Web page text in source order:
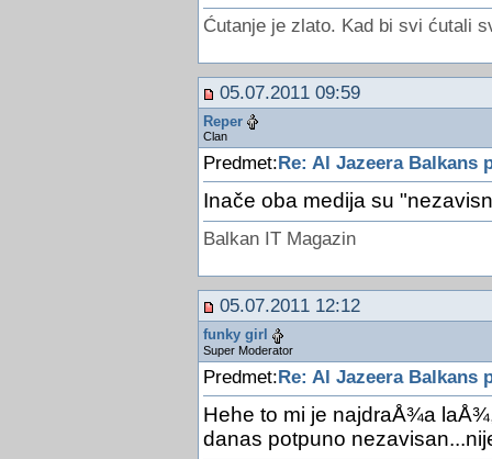
Ćutanje je zlato. Kad bi svi ćutali
05.07.2011 09:59
Reper
Clan
Predmet: Re: Al Jazeera Balkans
Inače oba medija su
Balkan IT Magazin
05.07.2011 12:12
funky girl
Super Moderator
Predmet:Re: Al Jazeera Balkans
Hehe to mi je najdraÅ¾a
danas potpuno